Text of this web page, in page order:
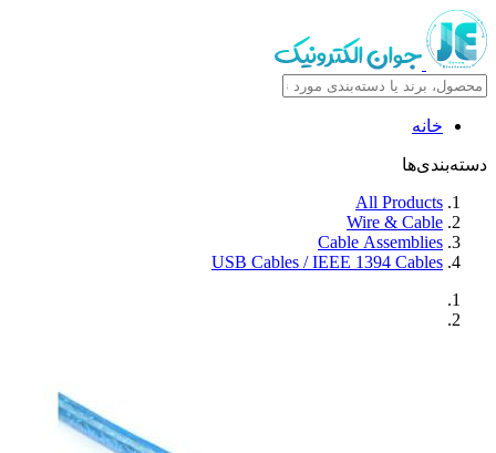
خانه
دسته‌بندی‌ها
All Products
Wire & Cable
Cable Assemblies
USB Cables / IEEE 1394 Cables